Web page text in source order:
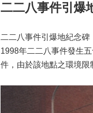
二二八事件引爆
二二八事件引爆地紀念碑
1998年二二八事件發生
件，由於該地點之環境限